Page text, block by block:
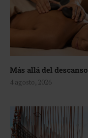
Más allá del descanso
4 agosto, 2026